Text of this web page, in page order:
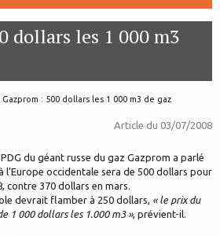
dollars les 1 000 m3
page:
Gazprom : 500 dollars les 1 000 m3 de gaz
Article du 03/07/2008
du géant russe du gaz Gazprom a parlé
l’Europe occidentale sera de 500 dollars pour
contre 370 dollars en mars.
devrait flamber à 250 dollars, « le prix du
1 000 dollars les 1.000 m3 », prévient-il.